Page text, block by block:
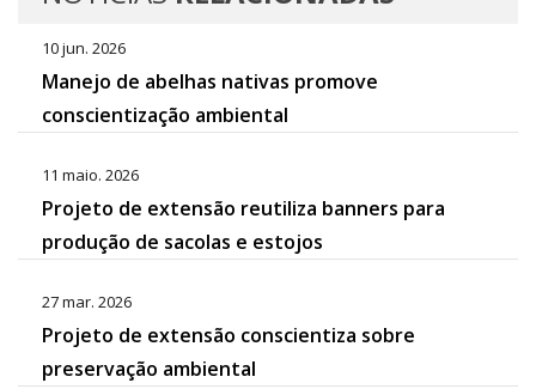
10 jun. 2026
Manejo de abelhas nativas promove
conscientização ambiental
11 maio. 2026
Projeto de extensão reutiliza banners para
produção de sacolas e estojos
27 mar. 2026
Projeto de extensão conscientiza sobre
preservação ambiental